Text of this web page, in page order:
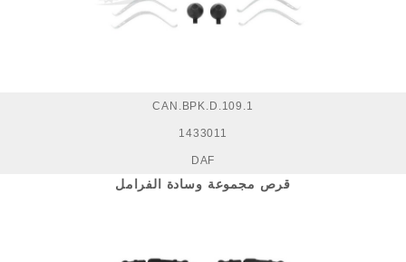
CAN.BPK.D.109.1
1433011
DAF
قرص مجموعة وسادة الفرامل